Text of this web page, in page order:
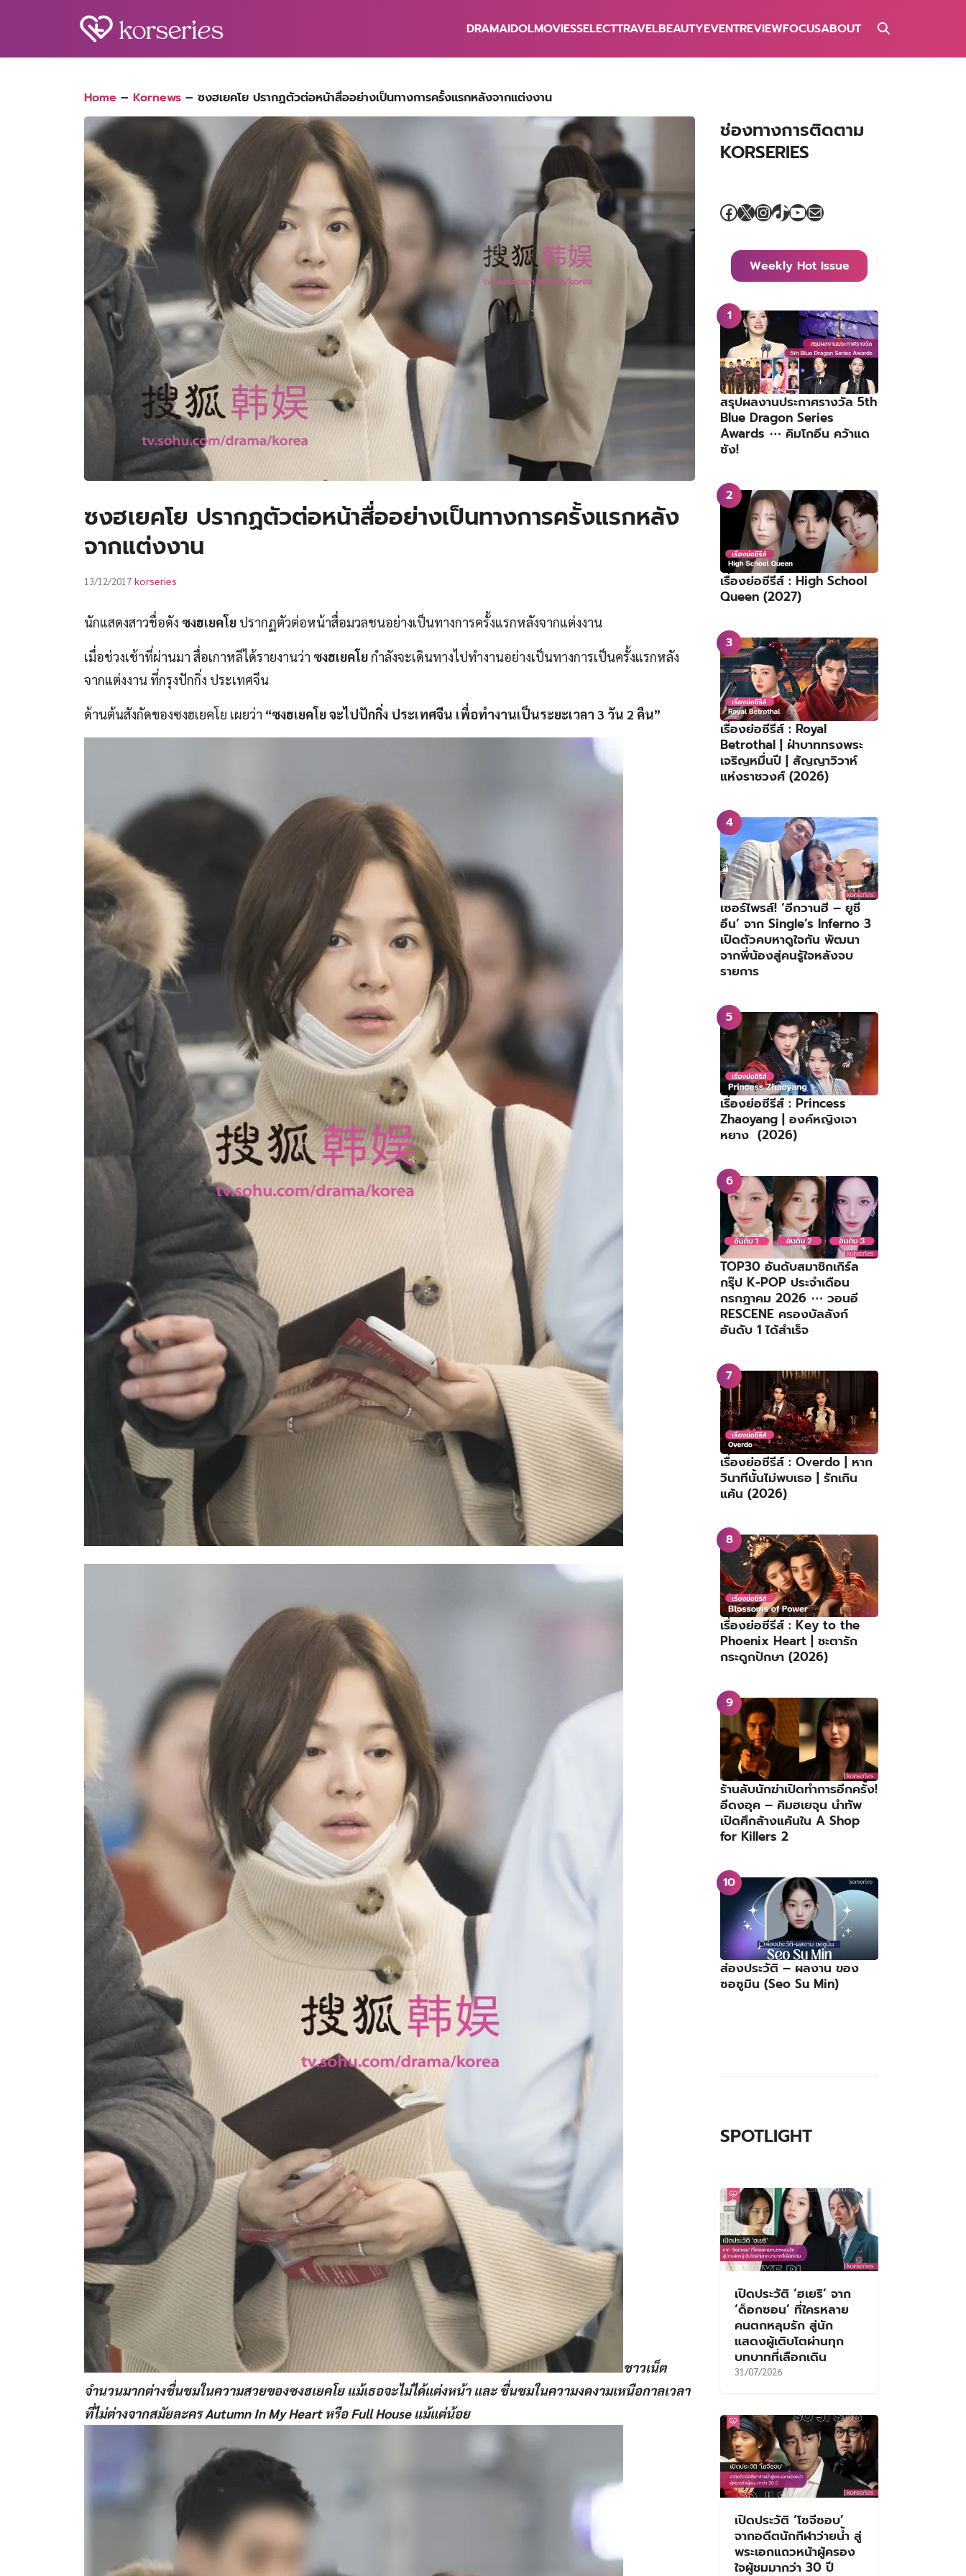
DRAMAIDOLMOVIESSELECTTRAVELBEAUTYEVENTREVIEWFOCUSABOUT
Home – Kornews – ซงฮเยคโย ปรากฏตัวต่อหน้าสื่ออย่างเป็นทางการครั้งแรกหลังจากแต่งงาน
ซงฮเยคโย ปรากฏตัวต่อหน้าสื่ออย่างเป็นทางการครั้งแรกหลัง
จากแต่งงาน
13/12/2017 korseries
นักแสดงสาวชื่อดัง ซงฮเยคโย ปรากฏตัวต่อหน้าสื่อมวลชนอย่างเป็นทางการครั้งแรกหลังจากแต่งงาน
เมื่อช่วงเช้าที่ผ่านมา สื่อเกาหลีได้รายงานว่า ซงฮเยคโยกำลังจะเดินทางไปทำงานอย่างเป็นทางการเป็นครั้งแรกหลัง
จากแต่งงาน ที่กรุงปักกิ่ง ประเทศจีน
ด้านต้นสังกัดของซงฮเยคโย เผยว่า “ซงฮเยคโย จะไปปักกิ่ง ประเทศจีน เพื่อทำงานเป็นระยะเวลา 3 วัน 2 คืน”
ชาวเน็ต
จำนวนมากต่างชื่นชมในความสวยของซงฮเยคโย แม้เธอจะไม่ได้แต่งหน้า และ ชื่นชมในความงดงามเหนือกาลเวลา
ที่ไม่ต่างจากสมัยละคร Autumn In My Heart หรือ Full House แม้แต่น้อย
ช่องทางการติดตาม
KORSERIES
Facebook
X Instagram
TikTok
YouTube
Mail
Weekly Hot Issue
สรุปผลงานประกาศรางวัล 5th
Blue Dragon Series
Awards ⋯ คิมโกอึน คว้าแด
ซัง!
เรื่องย่อซีรีส์ : High School
Queen (2027)
เรื่องย่อซีรีส์ : Royal
Betrothal | ฝ่าบาททรงพระ
เจริญหมื่นปี | สัญญาวิวาห์
แห่งราชวงศ์ (2026)
เซอร์ไพรส์! ‘อีกวานฮี – ยูชี
อึน’ จาก Single’s Inferno 3
เปิดตัวคบหาดูใจกัน พัฒนา
จากพี่น้องสู่คนรู้ใจหลังจบ
รายการ
เรื่องย่อซีรีส์ : Princess
Zhaoyang | องค์หญิงเจา
หยาง (2026)
TOP30 อันดับสมาชิกเกิร์ล
กรุ๊ป K-POP ประจำเดือน
กรกฎาคม 2026 ⋯ วอนอี
RESCENE ครองบัลลังก์
อันดับ 1 ได้สำเร็จ
เรื่องย่อซีรีส์ : Overdo | หาก
วินาทีนั้นไม่พบเธอ | รักเกิน
แค้น (2026)
เรื่องย่อซีรีส์ : Key to the
Phoenix Heart | ชะตารัก
กระดูกปักษา (2026)
ร้านลับนักฆ่าเปิดทำการอีกครั้ง!
อีดงอุค – คิมฮเยจุน นำทัพ
เปิดศึกล้างแค้นใน A Shop
for Killers 2
ส่องประวัติ – ผลงาน ของ
ซอซูมิน (Seo Su Min)
SPOTLIGHT
เปิดประวัติ ‘ฮเยริ’ จาก
‘ด็อกซอน’ ที่ใครหลาย
คนตกหลุมรัก สู่นัก
แสดงผู้เติบโตผ่านทุก
บทบาทที่เลือกเดิน
31/07/2026
เปิดประวัติ ‘โซจีซอบ’
จากอดีตนักกีฬาว่ายน้ำ สู่
พระเอกแถวหน้าผู้ครอง
ใจผู้ชมมากว่า 30 ปี